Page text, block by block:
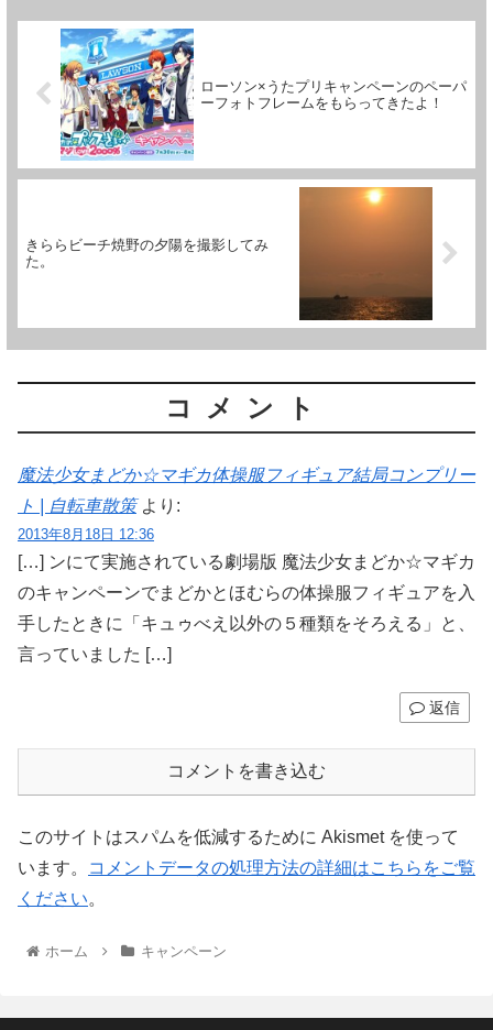
ローソン×うたプリキャンペーンのペーパ
ーフォトフレームをもらってきたよ！
きららビーチ焼野の夕陽を撮影してみ
た。
コメント
魔法少女まどか☆マギカ体操服フィギュア結局コンプリー
ト | 自転車散策 より:
2013年8月18日 12:36
[…] ンにて実施されている劇場版 魔法少女まどか☆マギカ
のキャンペーンでまどかとほむらの体操服フィギュアを入
手したときに「キュゥべえ以外の５種類をそろえる」と、
言っていました […]
返信
コメントを書き込む
このサイトはスパムを低減するために Akismet を使って
います。
コメントデータの処理方法の詳細はこちらをご覧
ください。
ホーム キャンペーン